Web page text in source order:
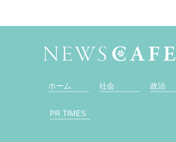
ホーム 社会 政治
PR TIMES